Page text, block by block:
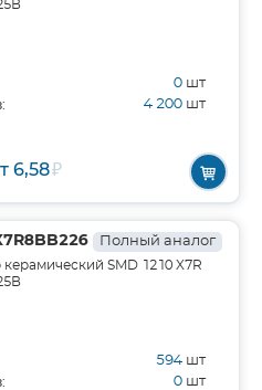
0 шт
4 200 шт
6,58₽
Полный аналог
SMD 1210 X7R
594 шт
0 шт